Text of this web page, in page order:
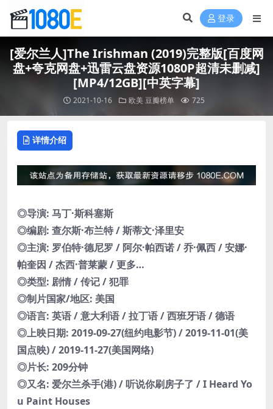
登录
[爱尔兰人]The Irishman (2019)完整版[百度网
盘+夸克网盘+迅雷云盘资源1080P超清未删减]
[MP4/12GB][中英字幕]
2021-10-16 欧美豆瓣榜单 725
详情介绍
◎导演: 马丁·斯科塞斯
◎编剧: 查尔斯·布兰特 / 斯蒂文·泽里安
◎主演: 罗伯特·德尼罗 / 阿尔·帕西诺 / 乔·佩西 / 安娜·
帕奎因 / 杰西·普莱蒙 / 更多…
◎类型: 剧情 / 传记 / 犯罪
◎制片国家/地区: 美国
◎语言: 英语 / 意大利语 / 拉丁语 / 西班牙语 / 德语
◎上映日期: 2019-09-27(纽约电影节) / 2019-11-01(美
国点映) / 2019-11-27(美国网络)
◎片长: 209分钟
◎又名: 爱尔兰杀手(港) / 听说你刷房子了 / I Heard Yo
u Paint Houses